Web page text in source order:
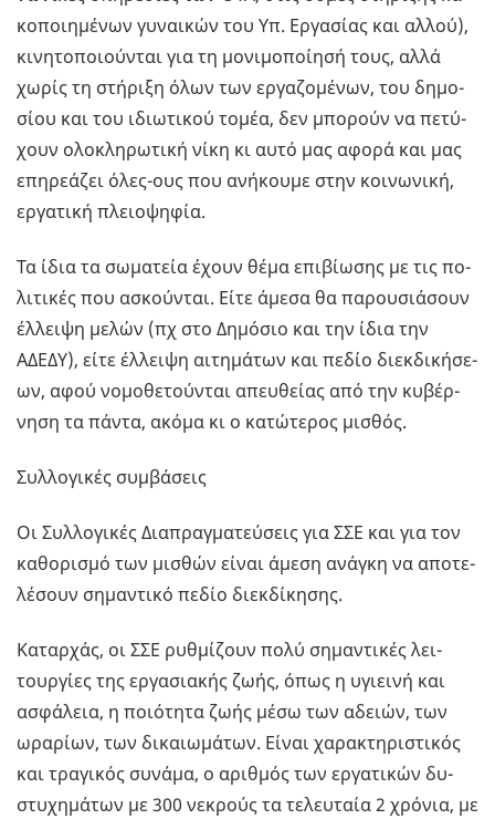
κο­ποι­η­µέ­νων γυ­ναι­κών του Υπ. Ερ­γα­σί­ας και αλλού),
κι­νη­το­ποιού­νται για τη µο­νι­µο­ποί­η­σή τους, αλλά
χωρίς τη στή­ρι­ξη όλων των ερ­γα­ζο­µέ­νων, του δη­µο­
σί­ου και του ιδιω­τι­κού τοµέα, δεν µπο­ρούν να πε­τύ­
χουν ολο­κλη­ρω­τι­κή νίκη κι αυτό µας αφορά και µας
επη­ρε­ά­ζει όλες-ους που ανή­κου­µε στην κοι­νω­νι­κή,
ερ­γα­τι­κή πλειο­ψη­φία.
Τα ίδια τα σω­µα­τεία έχουν θέµα επι­βί­ω­σης µε τις πο­
λι­τι­κές που ασκού­νται. Είτε άµεσα θα πα­ρου­σιά­σουν
έλ­λει­ψη µελών (πχ στο Δη­µό­σιο και την ίδια την
ΑΔΕΔΥ), είτε έλ­λει­ψη αι­τη­µά­των και πεδίο διεκ­δι­κή­σε­
ων, αφού νο­µο­θε­τού­νται απευ­θεί­ας από την κυ­βέρ­
νη­ση τα πάντα, ακόµα κι ο κα­τώ­τε­ρος µι­σθός.
Συλ­λο­γι­κές συ­µβά­σεις
Οι Συλ­λο­γι­κές Δια­πρα­γµα­τεύ­σεις για ΣΣΕ και για τον
κα­θο­ρι­σµό των µι­σθών είναι άµεση ανά­γκη να απο­τε­
λέ­σουν ση­µα­ντι­κό πεδίο διεκ­δί­κη­σης.
Κα­ταρ­χάς, οι ΣΣΕ ρυ­θµί­ζουν πολύ ση­µα­ντι­κές λει­
τουρ­γί­ες της ερ­γα­σια­κής ζωής, όπως η υγιει­νή και
ασφά­λεια, η ποιό­τη­τα ζωής µέσω των αδειών, των
ωρα­ρί­ων, των δι­καιω­µά­των. Είναι χα­ρα­κτη­ρι­στι­κός
και τρα­γι­κός συ­νά­µα, ο αρι­θµός των ερ­γα­τι­κών δυ­
στυ­χη­µά­των µε 300 νε­κρούς τα τε­λευ­ταία 2 χρό­νια, µε